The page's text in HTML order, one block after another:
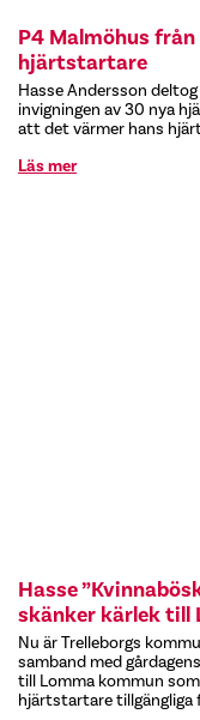
P4 Malmöhus
hjärtstartare
Hasse Andersson
invigningen av 30 nya
att det värmer hans
Läs mer
Hasse
skänker kärlek till
Nu är Trelleborgs
samband med
till Lomma kommun
hjärtstartare tillgängliga